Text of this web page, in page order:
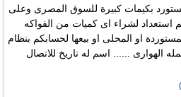
بكيمات كبيرة للسوق المصرى وعلى
استعداد لشراء اى كميات من الفواكه
او المحلى او بيعها لحسابكم بنظام
الهوارى ...... اسم له تاريخ للاتصال